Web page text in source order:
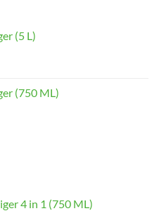
(5 L)
(750 ML)
4 in 1 (750 ML)